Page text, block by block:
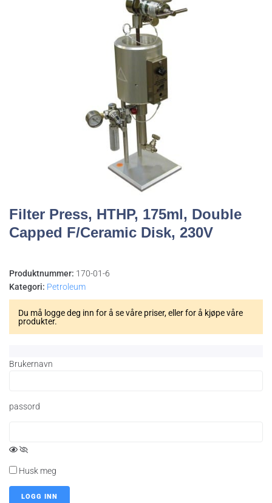
Filter Press, HTHP, 175ml, Double
Capped F/Ceramic Disk, 230V
Produktnummer: 170-01-6
Kategori: Petroleum
Du må logge deg inn for å se våre priser, eller for å kjøpe våre
produkter.
Brukernavn
passord
Husk meg